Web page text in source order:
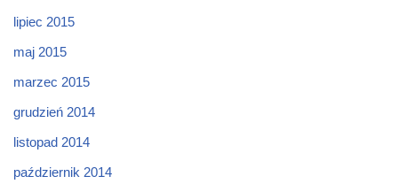
lipiec 2015
maj 2015
marzec 2015
grudzień 2014
listopad 2014
październik 2014